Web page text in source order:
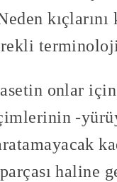
onlar için
-
haline